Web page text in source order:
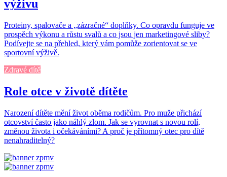
výživu
Proteiny, spalovače a „zázračné“ doplňky. Co opravdu funguje ve
prospěch výkonu a růstu svalů a co jsou jen marketingové sliby?
Podívejte se na přehled, který vám pomůže zorientovat se ve
sportovní výživě.
Zdravé dítě
Role otce v životě dítěte
Narození dítěte mění život oběma rodičům. Pro muže přichází
otcovství často jako náhlý zlom. Jak se vyrovnat s novou rolí,
změnou života i očekáváními? A proč je přítomný otec pro dítě
nenahraditelný?